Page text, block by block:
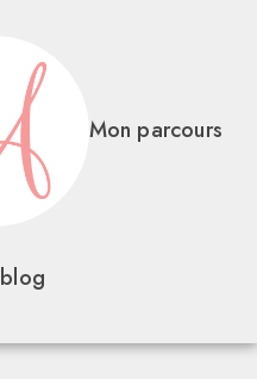
Mon parcours